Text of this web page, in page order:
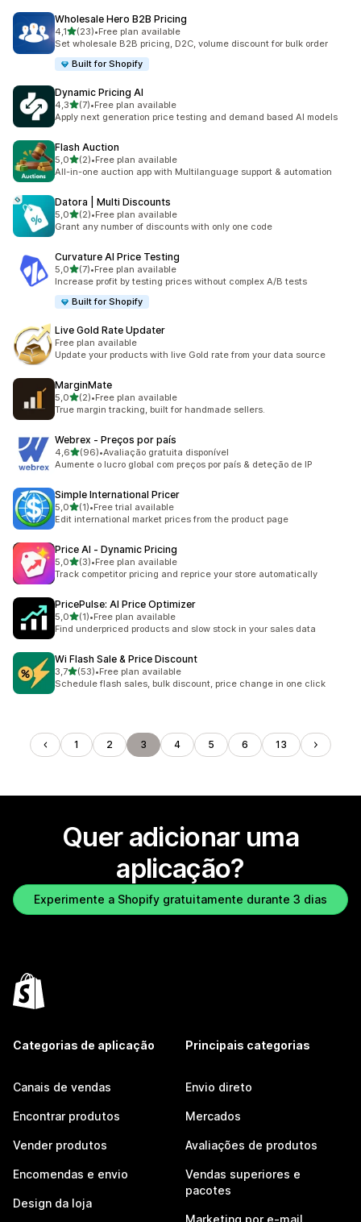
Wholesale Hero B2B Pricing
4,1de 5 estrelas
(23)
23 total de avaliações
•Free plan available
Set wholesale B2B pricing, D2C, volume discount for bulk order
Built for Shopify
Dynamic Pricing AI
4,3de 5 estrelas
(7)
7 total de avaliações
•Free plan available
Apply next generation price testing and demand based AI models
Flash Auction
5,0de 5 estrelas
(2)
2 total de avaliações
•Free plan available
All-in-one auction app with Multilanguage support & automation
Datora | Multi Discounts
5,0de 5 estrelas
(2)
2 total de avaliações
•Free plan available
Grant any number of discounts with only one code
Curvature AI Price Testing
5,0de 5 estrelas
(7)
7 total de avaliações
•Free plan available
Increase profit by testing prices without complex A/B tests
Built for Shopify
Live Gold Rate Updater
Free plan available
Update your products with live Gold rate from your data source
MarginMate
5,0de 5 estrelas
(2)
2 total de avaliações
•Free plan available
True margin tracking, built for handmade sellers.
Webrex ‑ Preços por país
4,6de 5 estrelas
(96)
96 total de avaliações
•Avaliação gratuita disponível
Aumente o lucro global com preços por país & deteção de IP
Simple International Pricer
5,0de 5 estrelas
(1)
1 total de avaliações
•Free trial available
Edit international market prices from the product page
Price AI ‑ Dynamic Pricing
5,0de 5 estrelas
(3)
3 total de avaliações
•Free plan available
Track competitor pricing and reprice your store automatically
PricePulse: AI Price Optimizer
5,0de 5 estrelas
(1)
1 total de avaliações
•Free plan available
Find underpriced products and slow stock in your sales data
Wi Flash Sale & Price Discount
3,7de 5 estrelas
(53)
53 total de avaliações
•Free plan available
Schedule flash sales, bulk discount, price change in one click
1 2 3 4 5 6 13
Quer adicionar uma
aplicação?
Experimente a Shopify gratuitamente durante 3 dias
Categorias de aplicação
Canais de vendas
Encontrar produtos
Vender produtos
Encomendas e envio
Design da loja
Principais categorias
Envio direto
Mercados
Avaliações de produtos
Vendas superiores e
pacotes
Marketing por e-mail